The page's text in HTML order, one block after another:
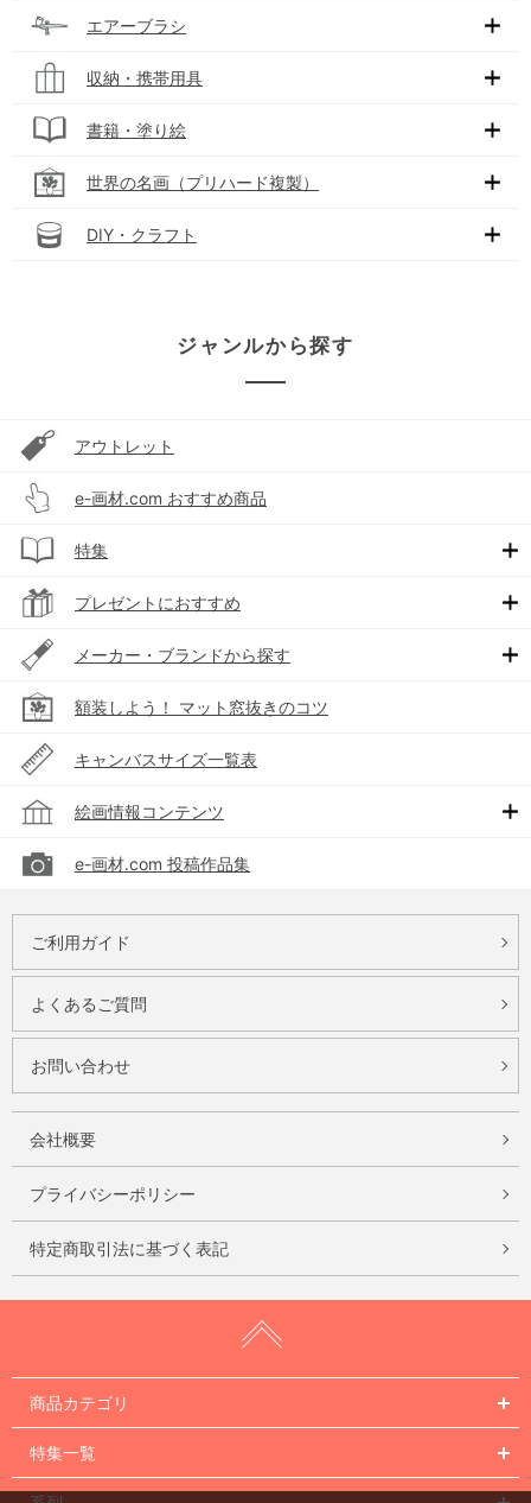
エアーブラシ
収納・携帯用具
書籍・塗り絵
世界の名画（プリハード複製）
DIY・クラフト
ジャンルから探す
アウトレット
e-画材.com おすすめ商品
特集
プレゼントにおすすめ
メーカー・ブランドから探す
額装しよう！ マット窓抜きのコツ
キャンバスサイズ一覧表
絵画情報コンテンツ
e-画材.com 投稿作品集
ご利用ガイド
よくあるご質問
お問い合わせ
会社概要
プライバシーポリシー
特定商取引法に基づく表記
商品カテゴリ
特集一覧